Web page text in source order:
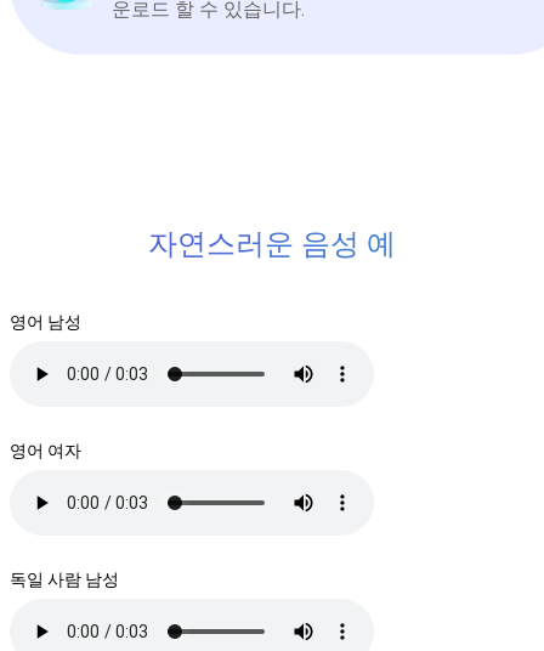
운로드 할 수 있습니다.
자연스러운 음성 예
영어 남성
영어 여자
독일 사람 남성